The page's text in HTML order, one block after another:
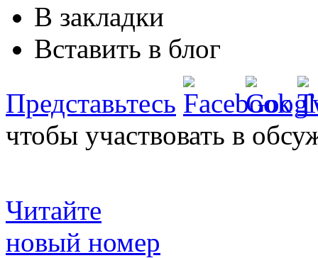
В закладки
Вставить в блог
Представьтесь
чтобы участвовать в
Читайте
новый номер